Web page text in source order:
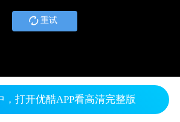
重试
，打开优酷APP看高清完整版